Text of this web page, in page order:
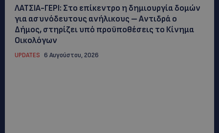
ΛΑΤΣΙΑ-ΓΕΡΙ: Στο επίκεντρο η δημιουργία δομών
για ασυνόδευτους ανήλικους – Αντιδρά ο
Δήμος, στηρίζει υπό προϋποθέσεις το Κίνημα
Οικολόγων
UPDATES 6 Αυγούστου, 2026